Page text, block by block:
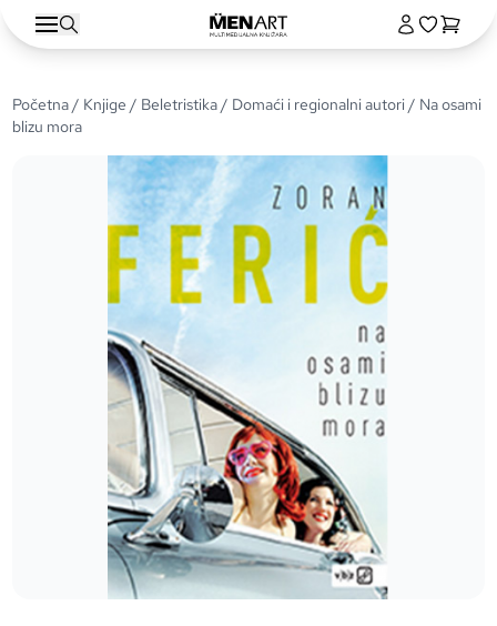
Početna/ Knjige / Beletristika/ Domaći i regionalni autori/ Na osami
blizu mora